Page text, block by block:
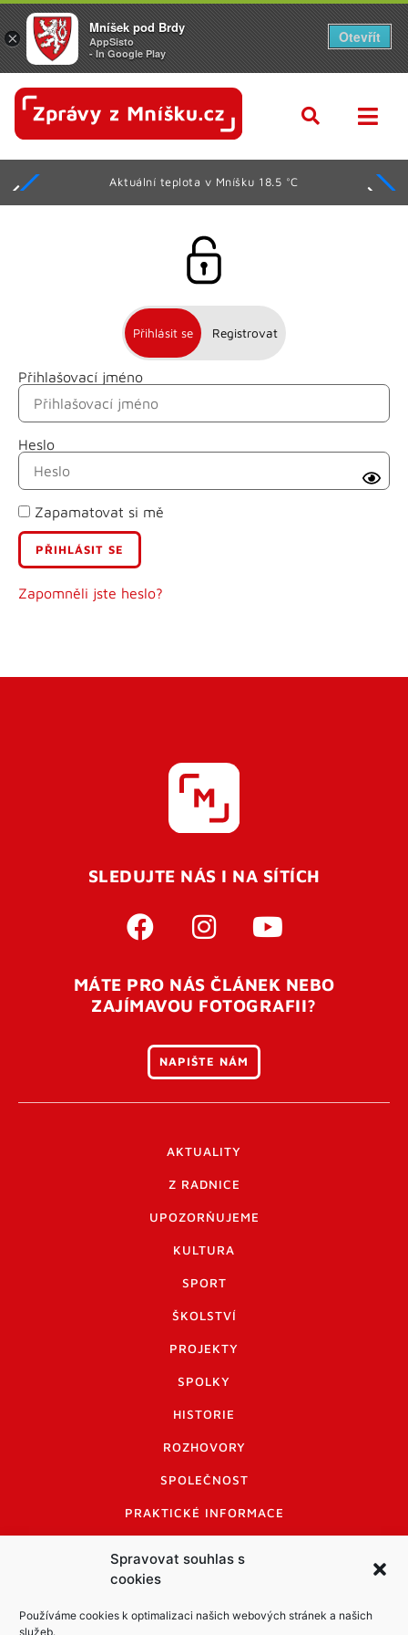
Spravovat souhlas s
cookies
Používáme cookies k optimalizaci našich webových stránek a našich
služeb.
Aktuální teplota v Mníšku 18.5 °C
Přihlásit se Registrovat
Přihlašovací jméno
Heslo
Zapamatovat si mě
Zapomněli jste heslo?
Jméno
Příjmení
E-mail
Uživatelské jméno
Pro úspěšné dokončení registrace je potřeba
vaší e-mailovouadresu. Po úspěšném odeslání
otevření tohoto odkazu se váš účet ověří a můžete se
přihlásit. Nezapomeňte zkontrolovat složku SPAM ve
SLEDUJTE NÁS I NA SÍTÍCH
MÁTE PRO NÁS ČLÁNEK NEBO
ZAJÍMAVOU FOTOGRAFII?
NAPIŠTE NÁM
AKTUALITY
Z RADNICE
UPOZORŇUJEME
KULTURA
SPORT
ŠKOLSTVÍ
PROJEKTY
SPOLKY
HISTORIE
ROZHOVORY
SPOLEČNOST
PRAKTICKÉ INFORMACE
INFORMACE A KODEX DISKUTUJÍCÍCH
LOGO A LOGO MANUÁL
×
Mníšek pod Brdy
AppSisto
- In Google Play
Otevřít